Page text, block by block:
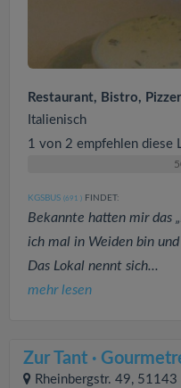
Restaurant, Bistro,
Italienisch
1 von 2 empfehlen diese
KGSBUS (691 ) FINDET:
Bekannte hatten mir das
ich mal in Weiden bin
Das Lokal nennt sich...
mehr lesen
Zur Tant ·
Rheinbergstr. 49, 51143